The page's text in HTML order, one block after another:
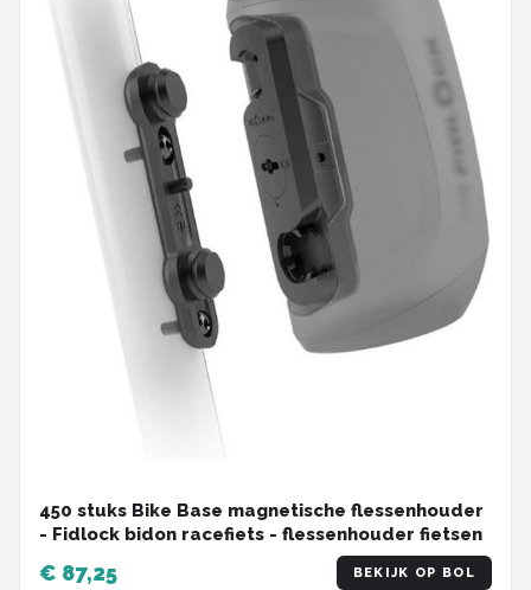
450 stuks Bike Base magnetische flessenhouder
- Fidlock bidon racefiets - flessenhouder fietsen
€ 87,25 BEKIJK OP BOL